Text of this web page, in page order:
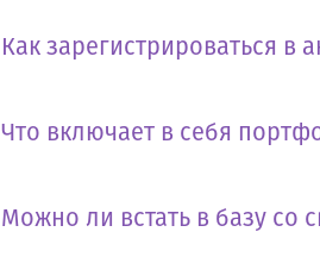
Как зарегистрироваться в
Что включает в себя
Можно ли встать в базу со